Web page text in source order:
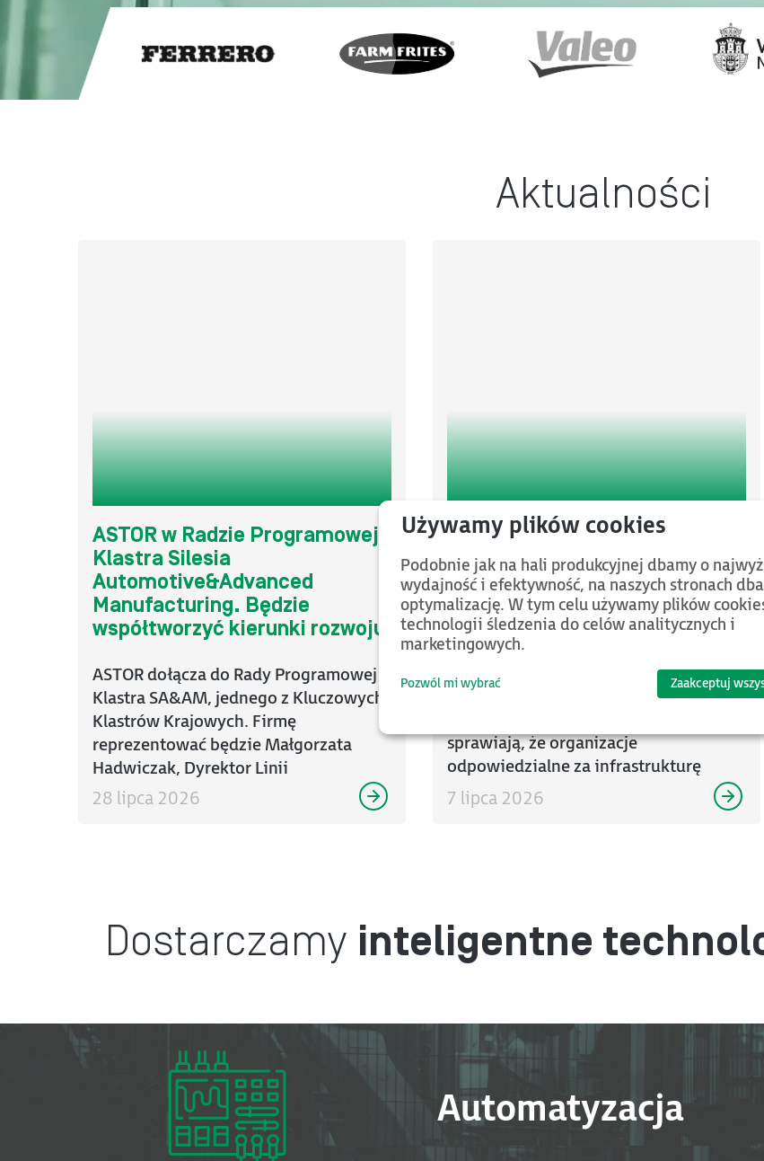
Aktualności
ASTOR w Radzie Programowej
Klastra Silesia
Automotive&Advanced
Manufacturing. Będzie
współtworzyć kierunki rozwoju
zaawansowanej produkcji
ASTOR dołącza do Rady Programowej
Klastra SA&AM, jednego z Kluczowych
Klastrów Krajowych. Firmę
reprezentować będzie Małgorzata
Hadwiczak, Dyrektor Linii
Biznesowej ...
28 lipca 2026
PACDiagnostic w odpowiedzi
na wymagania NIS2 i UKSC.
Nowe rozwiązanie wspiera
monitorowania systemów
sterowania
Rosnąca liczba cyberzagrożeń oraz
nowe obowiązki wynikające z
sprawiają, że organizacje
odpowiedzialne za infrastrukturę
krytyczną ...
7 lipca 2026
Dostarczamy inteligentne
Automatyzacja
Podobnie jak na hali produkcyjnej dbamy o
wydajność i efektywność, na naszych stronach
optymalizację. W tym celu używamy plików
technologii śledzenia do celów analitycznych i
marketingowych.
Pozwól mi wybrać Zaakceptuj